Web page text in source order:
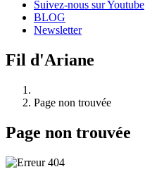
Suivez-nous sur Youtube
BLOG
Newsletter
Fil d'Ariane
Page non trouvée
Page non trouvée